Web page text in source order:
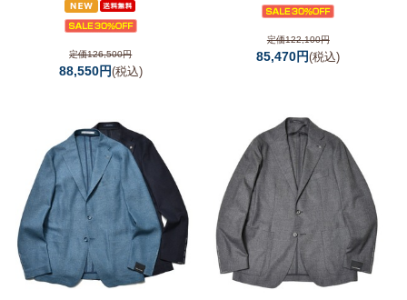
定価126,500円
88,550円(税込)
定価122,100円
85,470円(税込)